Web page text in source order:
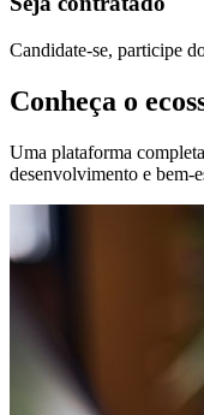
Candidate-se, participe
Conheça o
Uma plataforma
desenvolvimento e bem-